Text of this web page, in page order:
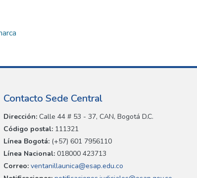
Contacto Sede Central
Dirección: Calle 44 # 53 - 37, CAN, Bogotá D.C.
Código postal: 111321
Línea Bogotá: (+57) 601 7956110
Línea Nacional: 018000 423713
Correo: ventanillaunica@esap.edu.co